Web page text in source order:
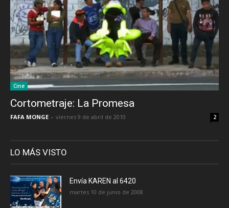
Cine
Cortometraje: La Promesa
FAFA MONGE - viernes 9 de abril de 2010 2
LO MÁS VISTO
Envía KAREN al 6420
martes 10 de junio de 2008